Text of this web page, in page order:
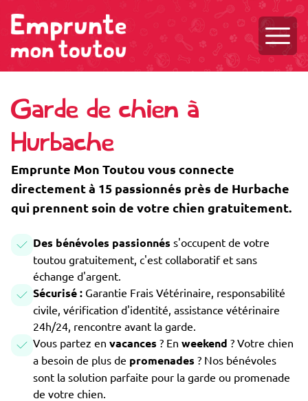
Garde de chien à
Hurbache
Emprunte Mon Toutou vous connecte
directement à 15 passionnés près de Hurbache
qui prennent soin de votre chien gratuitement.
Des bénévoles passionnés s'occupent de votre
toutou gratuitement, c'est collaboratif et sans
échange d'argent.
Sécurisé : Garantie Frais Vétérinaire, responsabilité
civile, vérification d'identité, assistance vétérinaire
24h/24, rencontre avant la garde.
Vous partez en vacances ? En weekend ? Votre chien
a besoin de plus de promenades ? Nos bénévoles
sont la solution parfaite pour la garde ou promenade
de votre chien.